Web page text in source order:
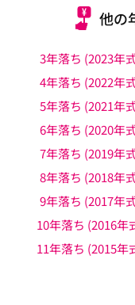
他の
3年落ち (2023年
4年落ち (2022年
5年落ち (2021年
6年落ち (2020年
7年落ち (2019年
8年落ち (2018年
9年落ち (2017年
10年落ち (2016年
11年落ち (2015年